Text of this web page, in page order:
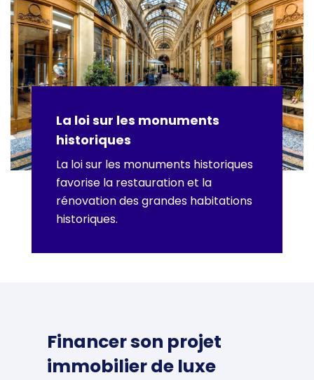
La loi sur les monuments
historiques
La loi sur les monuments historiques
favorise la restauration et la
rénovation des grandes habitations
historiques.
Financer son projet
immobilier de luxe